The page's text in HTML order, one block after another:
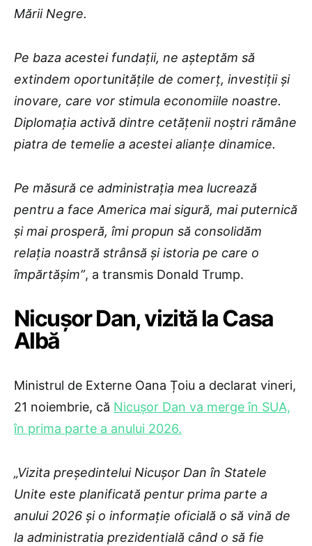
Mării Negre.
Pe baza acestei fundații, ne așteptăm să
extindem oportunitățile de comerț, investiții și
inovare, care vor stimula economiile noastre.
Diplomația activă dintre cetățenii noștri rămâne
piatra de temelie a acestei alianțe dinamice.
Pe măsură ce administrația mea lucrează
pentru a face America mai sigură, mai puternică
și mai prosperă, îmi propun să consolidăm
relația noastră strânsă și istoria pe care o
împărtășim”, a transmis Donald Trump.
Nicușor Dan, vizită la Casa
Albă
Ministrul de Externe Oana Țoiu a declarat vineri,
21 noiembrie, că Nicușor Dan va merge în SUA,
în prima parte a anului 2026.
„Vizita președintelui Nicușor Dan în Statele
Unite este planificată pentur prima parte a
anului 2026 și o informație oficială o să vină de
la administratia prezidentială când o să fie